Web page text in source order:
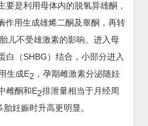
要是利用母体内的脱氢异雄酮，
作用生成雄烯二酮及睾酮，再转
儿不受雄激素的影响。进入母
白（SHBG）结合，小部分进入
生成E2 ，孕期雌激素分泌随妊
雌酮和E2排泄量相当于月经周
妊娠时升高更明显。